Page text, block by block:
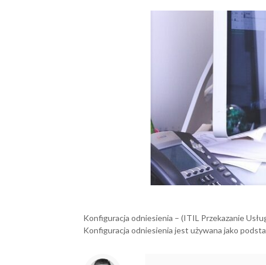
Konfiguracja odniesienia – (ITIL Przekazanie
Konfiguracja odniesienia jest używana jako